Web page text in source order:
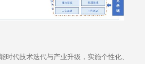
时代技术迭代与产业升级，实施个性化、